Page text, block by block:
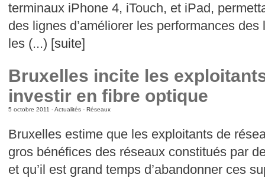
terminaux iPhone 4, iTouch, et iPad,
des lignes d’améliorer les performances
les (...) [suite]
Bruxelles incite les
investir en fibre optique
5 octobre 2011 -Actualités- Réseaux
Bruxelles estime que les exploitants de
gros bénéfices des réseaux constitués par
et qu’il est grand temps d’abandonner ces